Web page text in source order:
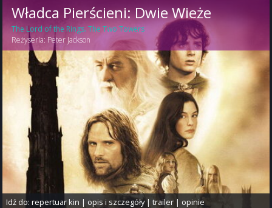
Władca Pierścieni: Dwie Wieże
The Lord of the Rings. The Two Towers
Reżyseria: Peter Jackson
Idź do:repertuar kin |opis i szczegóły|trailer |opinie